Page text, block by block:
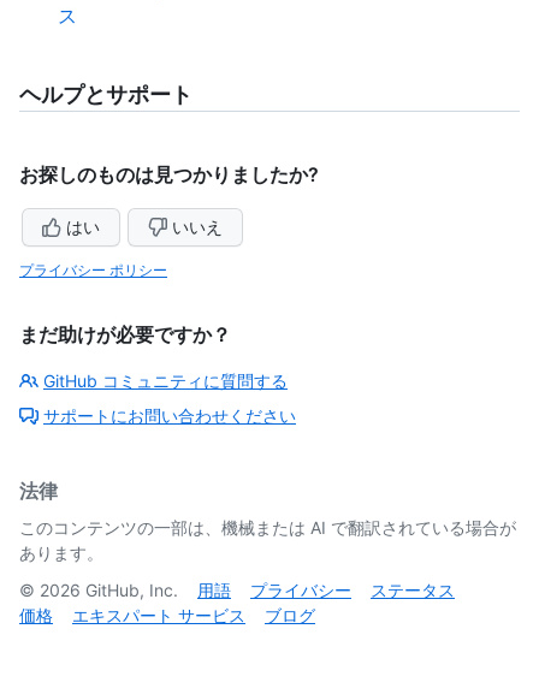
ス
ヘルプとサポート
お探しのものは見つかりましたか?
はい いいえ
プライバシー ポリシー
まだ助けが必要ですか？
GitHub コミュニティに質問する
サポートにお問い合わせください
法律
このコンテンツの一部は、機械または AI で翻訳されている場合が
あります。
© 2026 GitHub, Inc. 用語 プライバシー
ステータス
価格
エキスパート サービス ブログ